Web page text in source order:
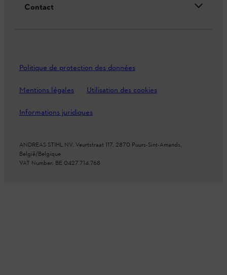
Contact
Politique de protection des données
Mentions légales Utilisation des cookies
Informations juridiques
ANDREAS STIHL NV, Veurtstraat 117, 2870 Puurs-Sint-Amands,
België/Belgique
VAT Number: BE 0427.714.768